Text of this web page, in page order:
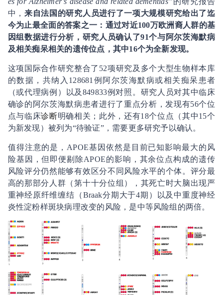
中，来自法国的研究人员进行了一项大规模研究给出了迄
今为止最全面的答案之一：通过对近100万欧洲裔人群的基
因组数据进行分析，研究人员确认了91个与阿尔茨海默病
及相关痴呆相关的遗传位点，其中16个为全新发现。
这项国际合作研究整合了52项研究及多个大型生物样本库
的数据，共纳入128681例阿尔茨海默病或相关痴呆患者
（或代理病例）以及849833例对照。研究人员对其中临床
确诊的阿尔茨海默病患者进行了重点分析，发现有56个位
点与临床诊断明确相关；此外，还有18个位点（其中15个
为新发现）被列为“待验证”，需要更多研究予以确认。
值得注意的是，APOE基因依然是目前已知影响最大的风
险基因，但即便剔除APOE的影响，其余位点构成的遗传
风险评分仍然能够有效区分不同风险水平的个体。评分最
高的那部分人群（第十十分位组），其死亡时大脑出现严
重神经原纤维缠结（Braak分期大于4期）以及中重度神经
炎性淀粉样斑块病理改变的风险，是中等风险组的两倍。